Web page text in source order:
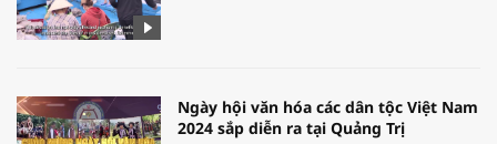
Ngày hội văn hóa các dân tộc Việt Nam
2024 sắp diễn ra tại Quảng Trị